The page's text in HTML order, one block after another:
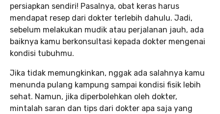
persiapkan sendiri! Pasalnya, obat keras harus
mendapat resep dari dokter terlebih dahulu. Jadi,
sebelum melakukan mudik atau perjalanan jauh, ada
baiknya kamu berkonsultasi kepada dokter mengenai
kondisi tubuhmu.
Jika tidak memungkinkan, nggak ada salahnya kamu
menunda pulang kampung sampai kondisi fisik lebih
sehat. Namun, jika diperbolehkan oleh dokter,
mintalah saran dan tips dari dokter apa saja yang